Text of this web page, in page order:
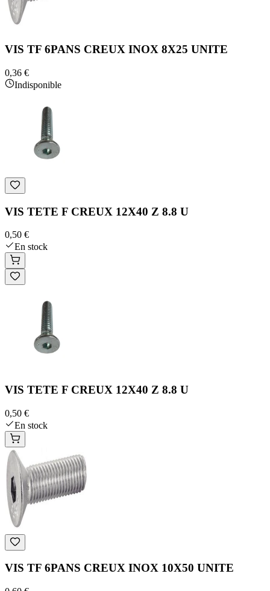
VIS TF 6PANS CREUX INOX 8X25 UNITE
0,36 €
Indisponible
VIS TETE F CREUX 12X40 Z 8.8 U
0,50 €
En stock
VIS TETE F CREUX 12X40 Z 8.8 U
0,50 €
En stock
VIS TF 6PANS CREUX INOX 10X50 UNITE